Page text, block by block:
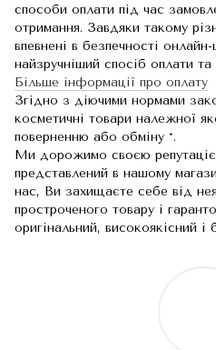
способи оплати під час
отримання. Завдяки такому
впевнені в безпечності
найзручніший спосіб оплати
Більше інформації про оплату
Згідно з діючими нормами
косметичні товари належної
поверненню або обміну *.
Ми дорожимо своєю
представлений в нашому
нас, Ви захищаєте себе від
простроченого товару і
оригінальний, високоякісний і